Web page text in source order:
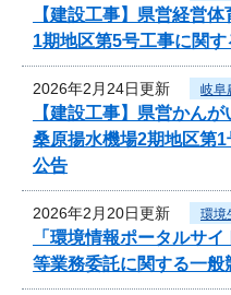
【建設工事】県営経営
1期地区第5号工事に関
2026年2月24日更新 岐阜
【建設工事】県営かん
桑原揚水機場2期地区第
公告
2026年2月20日更新 環境
「環境情報ポータルサ
等業務委託に関する一般